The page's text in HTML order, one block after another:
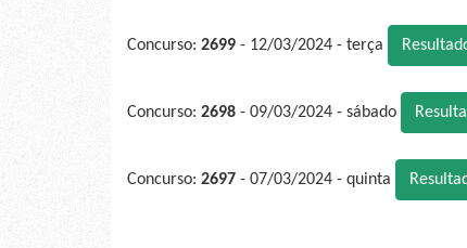
Concurso: 2699 - 12/03/2024 - terça
Concurso: 2698 - 09/03/2024 - sábado
Concurso: 2697 - 07/03/2024 - quinta